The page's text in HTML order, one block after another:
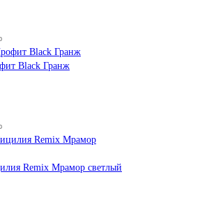
Black Гранж
Remix Мрамор светлый